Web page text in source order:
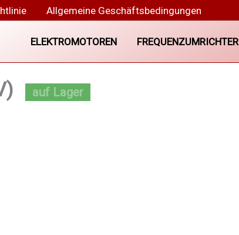
Allgemeine Geschäftsbedingungen
ELEKTROMOTOREN FREQUENZUMRICHTER